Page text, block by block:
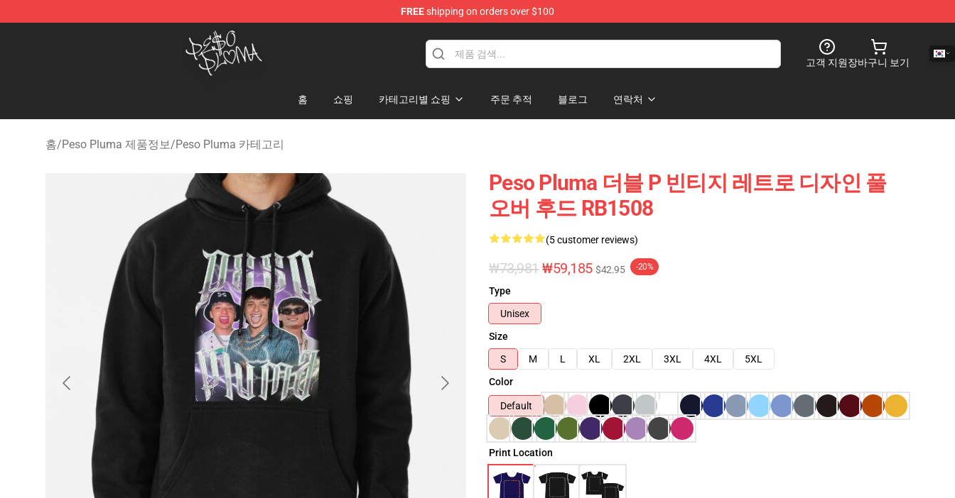
FREEshipping on orders over $100
Peso Pluma Store - Official Peso Pluma Merchandise Shop
고객 지원장바구니 보기
홈 쇼핑 카테고리별 쇼핑 주문 추적 블로그 연락처
홈/Peso Pluma 제품정보/Peso Pluma 카테고리
Peso Pluma 더블 P 빈티지 레트로 디자인 풀
오버 후드 RB1508
(5 customer reviews)
₩73,981 ₩59,185 $42.95 -20%
Type
Unisex
Size
S
M L XL 2XL 3XL 4XL
5XL
Color
Default
Print Location